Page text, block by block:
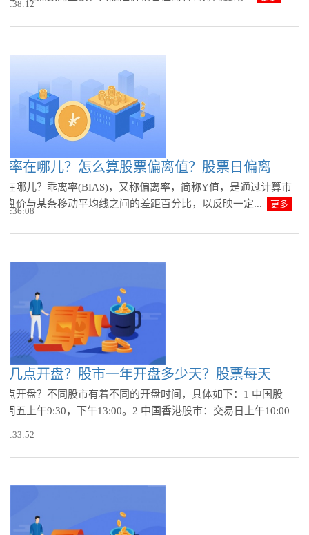
率在哪儿？怎么算股票偏离值？股票日偏离
在哪儿？乖离率(BIAS)，又称偏离率，简称Y值，是通过计算市
盘价与某条移动平均线之间的差距百分比，以反映一定...
更多
几点开盘？股市一年开盘多少天？股票每天
点开盘？不同股市有着不同的开盘时间，具体如下：1 中国股
周五上午9:30，下午13:00。2 中国香港股市：交易日上午10:00